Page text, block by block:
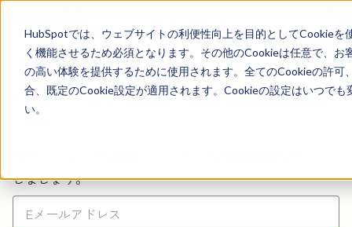
HubSpotでは、ウェブサイトの利便性向上を目的としてCookie
く機能させるため必須となります。その他のCookieは任意で、
の高い体験を提供するために使用されます。全てのCookieの許
合、既定のCookie設定が適用されます。Cookieの設定はいつで
い。
メ
ニ
ウェブサイト
ウェブサイト制作や改善など、全般に関わる情報をお届け
しましょう。